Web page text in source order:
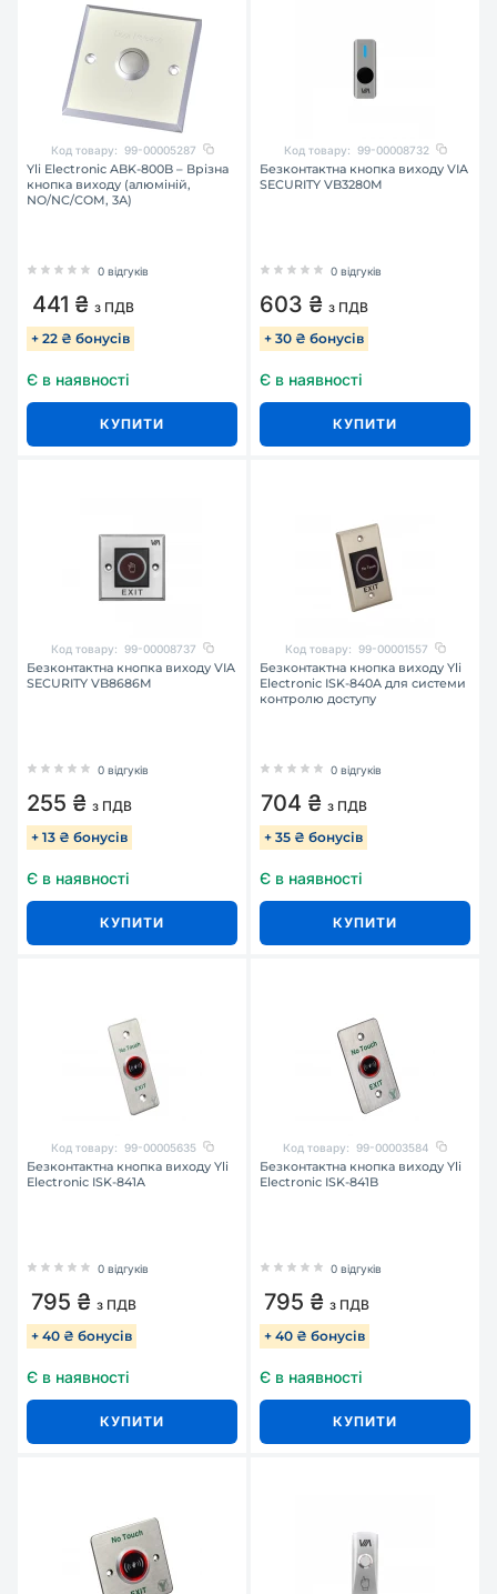
Код товару: 99-00005287
Yli Electronic ABK-800B – Врізна
кнопка виходу (алюміній,
NO/NC/COM, 3А)
0 відгуків
441 ₴ з ПДВ
+ 22 ₴ бонусів
Є в наявності
КУПИТИ
Код товару: 99-00008732
Безконтактна кнопка виходу VIA
SECURITY VB3280M
0 відгуків
603 ₴ з ПДВ
+ 30 ₴ бонусів
Є в наявності
КУПИТИ
Код товару: 99-00008737
Безконтактна кнопка виходу VIA
SECURITY VB8686M
0 відгуків
255 ₴ з ПДВ
+ 13 ₴ бонусів
Є в наявності
КУПИТИ
Код товару: 99-00001557
Безконтактна кнопка виходу Yli
Electronic ISK-840A для системи
контролю доступу
0 відгуків
704 ₴ з ПДВ
+ 35 ₴ бонусів
Є в наявності
КУПИТИ
Код товару: 99-00005635
Безконтактна кнопка виходу Yli
Electronic ISK-841A
0 відгуків
795 ₴ з ПДВ
+ 40 ₴ бонусів
Є в наявності
КУПИТИ
Код товару: 99-00003584
Безконтактна кнопка виходу Yli
Electronic ISK-841B
0 відгуків
795 ₴ з ПДВ
+ 40 ₴ бонусів
Є в наявності
КУПИТИ